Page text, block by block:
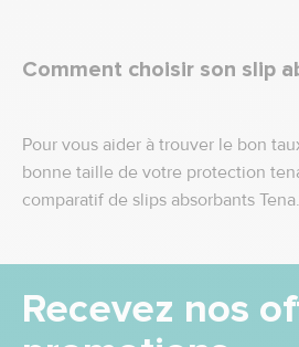
Comment choisir son slip
Pour vous aider à trouver le bon
bonne taille de votre protection
comparatif de slips absorbants Tena.
Recevez nos